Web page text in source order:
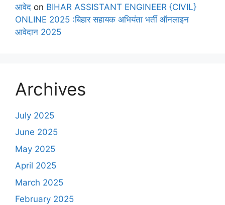
आवेद on BIHAR ASSISTANT ENGINEER {CIVIL}
ONLINE 2025 :बिहार सहायक अभियंता भर्ती ऑनलाइन
आवेदान 2025
Archives
July 2025
June 2025
May 2025
April 2025
March 2025
February 2025